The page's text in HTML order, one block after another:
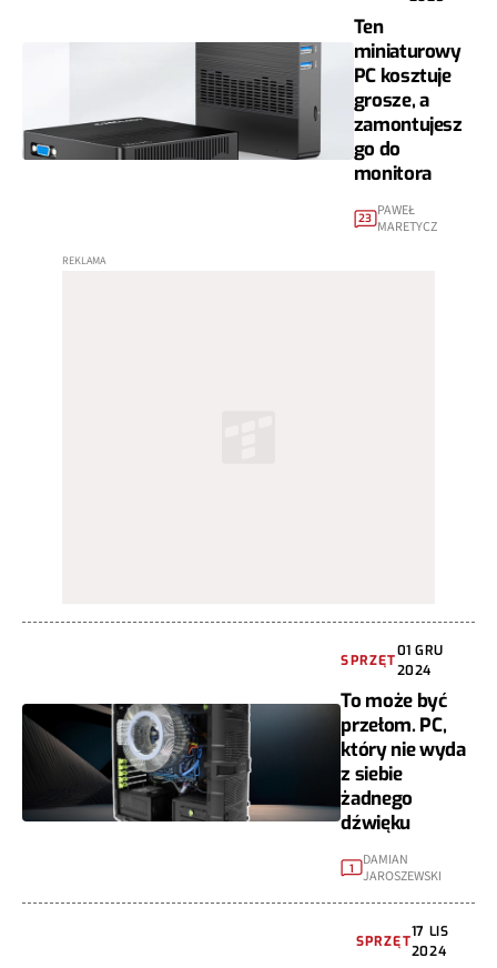
Ten
miniaturowy
PC kosztuje
grosze, a
zamontujesz
go do
monitora
23 PAWEŁ
MARETYCZ
SPRZĘT
01 GRU
2024
To może być
przełom. PC,
który nie wyda
z siebie
żadnego
dźwięku
1
DAMIAN
JAROSZEWSKI
SPRZĘT
17 LIS
2024